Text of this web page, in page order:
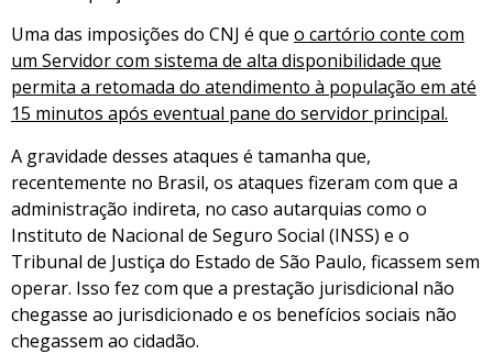
Uma das imposições do CNJ é que o cartório conte com
um Servidor com sistema de alta disponibilidade que
permita a retomada do atendimento à população em até
15 minutos após eventual pane do servidor principal.
A gravidade desses ataques é tamanha que,
recentemente no Brasil, os ataques fizeram com que a
administração indireta, no caso autarquias como o
Instituto de Nacional de Seguro Social (INSS) e o
Tribunal de Justiça do Estado de São Paulo, ficassem sem
operar. Isso fez com que a prestação jurisdicional não
chegasse ao jurisdicionado e os benefícios sociais não
chegassem ao cidadão.